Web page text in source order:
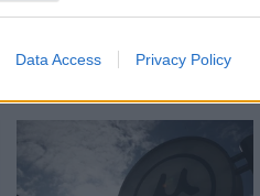
Data Access Privacy Policy
ΟΛΑ ΤΑ ΑΡΘΡΑ